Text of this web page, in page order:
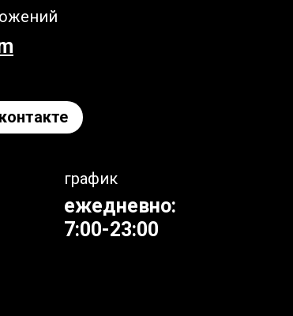
ежедневно:
7:00-23:00
график